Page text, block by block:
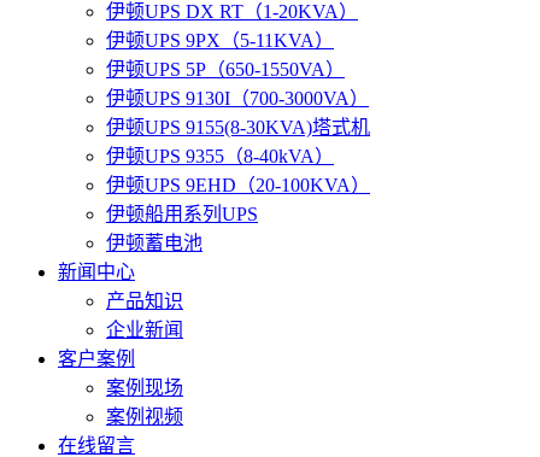
伊顿UPS DX RT（1-20KVA）
伊顿UPS 9PX（5-11KVA）
伊顿UPS 5P（650-1550VA）
伊顿UPS 9130I（700-3000VA）
伊顿UPS 9155(8-30KVA)塔式机
伊顿UPS 9355（8-40kVA）
伊顿UPS 9EHD（20-100KVA）
伊顿船用系列UPS
伊顿蓄电池
新闻中心
产品知识
企业新闻
客户案例
案例现场
案例视频
在线留言